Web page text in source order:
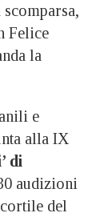
Felice
la
e
alla IX
di
audizioni
del